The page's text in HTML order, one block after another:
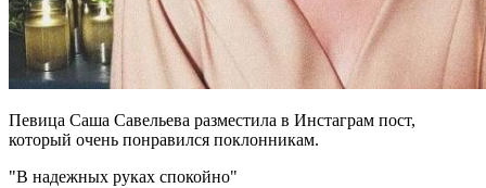
Певица Саша Савельева разместила в Инстаграм пост,
который очень понравился поклонникам.
"В надежных руках спокойно"